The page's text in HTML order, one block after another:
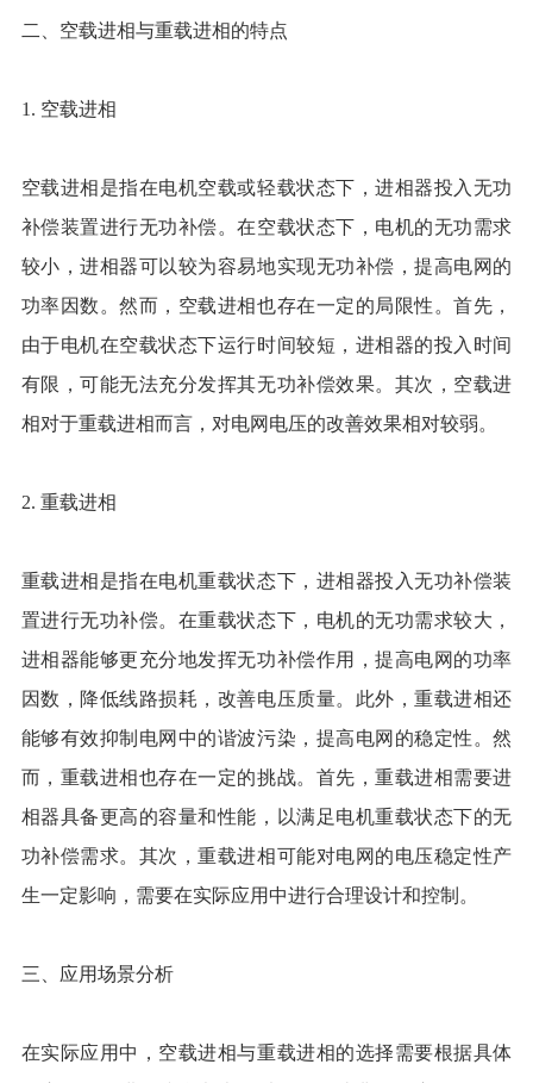
二、空载进相与重载进相的特点
1. 空载进相
空载进相是指在电机空载或轻载状态下，进相器投入无功
补偿装置进行无功补偿。在空载状态下，电机的无功需求
较小，进相器可以较为容易地实现无功补偿，提高电网的
功率因数。然而，空载进相也存在一定的局限性。首先，
由于电机在空载状态下运行时间较短，进相器的投入时间
有限，可能无法充分发挥其无功补偿效果。其次，空载进
相对于重载进相而言，对电网电压的改善效果相对较弱。
2. 重载进相
重载进相是指在电机重载状态下，进相器投入无功补偿装
置进行无功补偿。在重载状态下，电机的无功需求较大，
进相器能够更充分地发挥无功补偿作用，提高电网的功率
因数，降低线路损耗，改善电压质量。此外，重载进相还
能够有效抑制电网中的谐波污染，提高电网的稳定性。然
而，重载进相也存在一定的挑战。首先，重载进相需要进
相器具备更高的容量和性能，以满足电机重载状态下的无
功补偿需求。其次，重载进相可能对电网的电压稳定性产
生一定影响，需要在实际应用中进行合理设计和控制。
三、应用场景分析
在实际应用中，空载进相与重载进相的选择需要根据具体